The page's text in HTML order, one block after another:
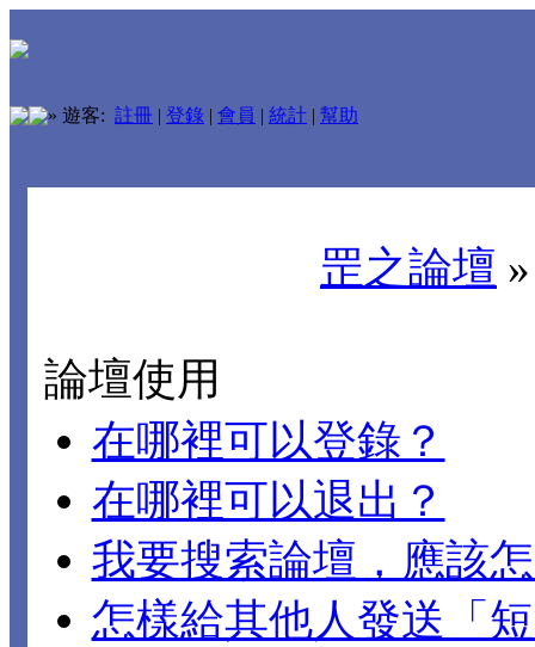
» 遊客: 註冊 | 登錄 | 會員 | 統計 | 幫助
罡之論壇
論壇使用
在哪裡可以登錄？
在哪裡可以退出？
我要搜索論壇，應該
怎樣給其他人發送「